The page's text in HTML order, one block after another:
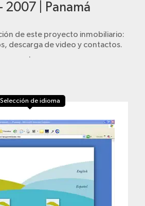
2007 | Panamá
de este proyecto inmobiliario:
descarga de video y contactos.
.
Selección de idioma